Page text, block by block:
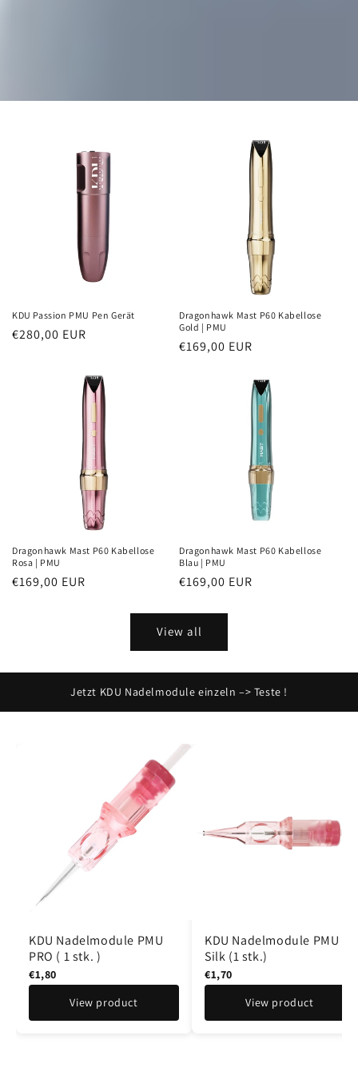
KDU Passion PMU Pen Gerät
Regular
€280,00 EUR
Dragonhawk Mast P60 Kabellose
Gold | PMU
Regular
€169,00 EUR
Dragonhawk Mast P60 Kabellose
Rosa | PMU
Regular
€169,00 EUR
Dragonhawk Mast P60 Kabellose
Blau | PMU
Regular
€169,00 EUR
View all
Jetzt KDU Nadelmodule einzeln –> Teste !
KDU Nadelmodule PMU
PRO ( 1 stk. )
€1,80
View product
KDU Nadelmodule PMU
Silk (1 stk.)
€1,70
View product